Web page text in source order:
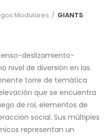
Modulares GIANTS
deslizamiento-
nivel de diversión en las
torre de temática
que se encuentra
de rol, elementos de
social. Sus múltiples
representan un